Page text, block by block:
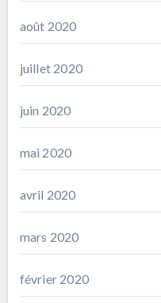
août 2020
juillet 2020
juin 2020
mai 2020
avril 2020
mars 2020
février 2020